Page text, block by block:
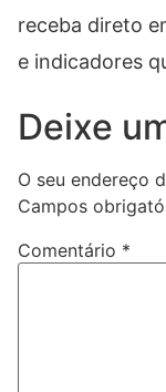
receba direto
e indicadores
Deixe
O seu endereço
Campos
Comentário *